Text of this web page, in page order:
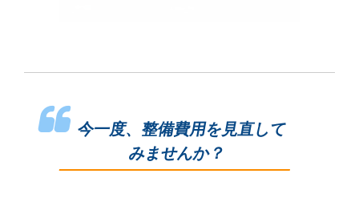
今一度、整備費用を見直して
みませんか？